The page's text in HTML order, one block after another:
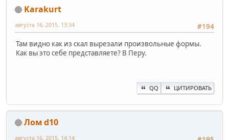
Karakurt
#194
августа 16, 2015, 13:34
Там видно как из скал вырезали произвольные формы.
Как вы это себе представляете? В Перу.
QQ ЦИТИРОВАТЬ
Лом d10
августа 16, 2015, 14:14